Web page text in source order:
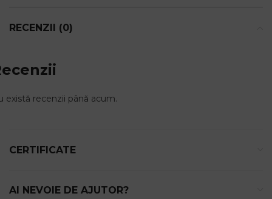
RECENZII (0)
există recenzii până acum.
CERTIFICATE
AI NEVOIE DE AJUTOR?